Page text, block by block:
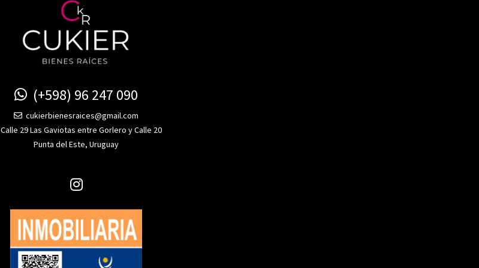
(+598) 96 247 090
cukierbienesraices@gmail.com
Calle 29 Las Gaviotas entre Gorlero y Calle 20
Punta del Este, Uruguay